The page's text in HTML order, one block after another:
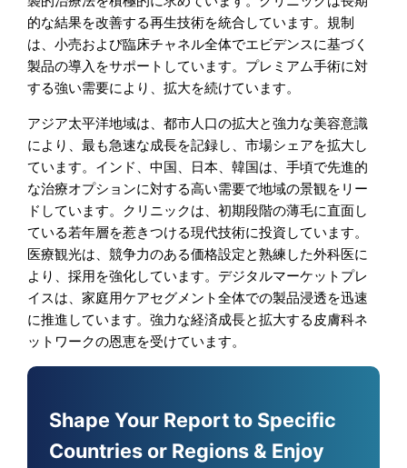
的な結果を改善する再生技術を統合しています。規制
は、小売および臨床チャネル全体でエビデンスに基づく
製品の導入をサポートしています。プレミアム手術に対
する強い需要により、拡大を続けています。
アジア太平洋地域は、都市人口の拡大と強力な美容意識
により、最も急速な成長を記録し、市場シェアを拡大し
ています。インド、中国、日本、韓国は、手頃で先進的
な治療オプションに対する高い需要で地域の景観をリー
ドしています。クリニックは、初期段階の薄毛に直面し
ている若年層を惹きつける現代技術に投資しています。
医療観光は、競争力のある価格設定と熟練した外科医に
より、採用を強化しています。デジタルマーケットプレ
イスは、家庭用ケアセグメント全体での製品浸透を迅速
に推進しています。強力な経済成長と拡大する皮膚科ネ
ットワークの恩恵を受けています。
Shape Your Report to Specific
Countries or Regions & Enjoy